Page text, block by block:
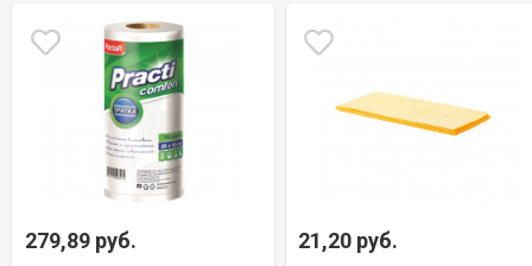
279,89 руб. 21,20 руб.